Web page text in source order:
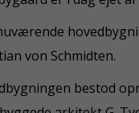
von Schmidten.
bestod